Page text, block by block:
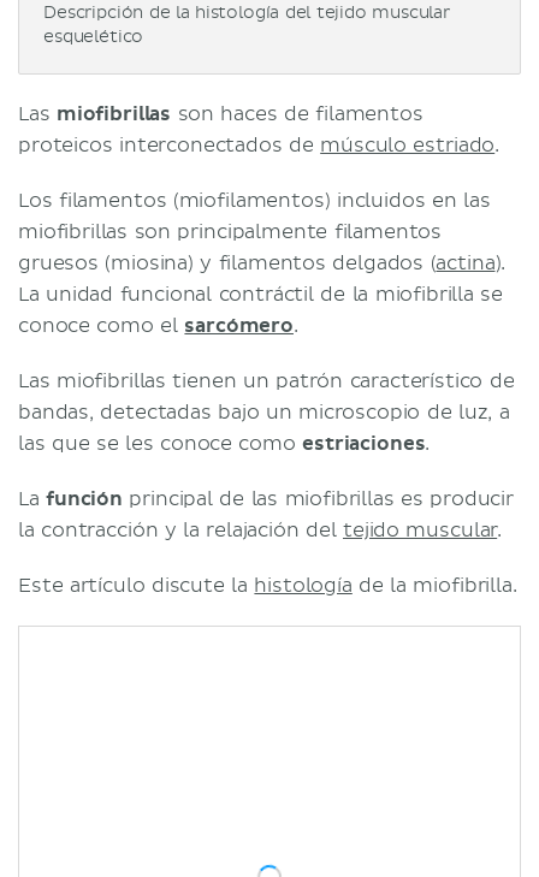
Descripción de la histología del tejido muscular
esquelético
Las miofibrillas son haces de filamentos
proteicos interconectados de músculo estriado.
Los filamentos (miofilamentos) incluidos en las
miofibrillas son principalmente filamentos
gruesos (miosina) y filamentos delgados (actina).
La unidad funcional contráctil de la miofibrilla se
conoce como el sarcómero.
Las miofibrillas tienen un patrón característico de
bandas, detectadas bajo un microscopio de luz, a
las que se les conoce comoestriaciones.
Lafunción principal de las miofibrillas es producir
la contracción y la relajación del tejido muscular.
Este artículo discute la histología de la miofibrilla.